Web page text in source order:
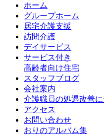
ホーム
グループホーム
居宅介護支援
訪問介護
デイサービス
サービス付き
高齢者向け住宅
スタッフブログ
会社案内
介護職員の処遇改善
アクセス
お問い合わせ
おりのアルバム集